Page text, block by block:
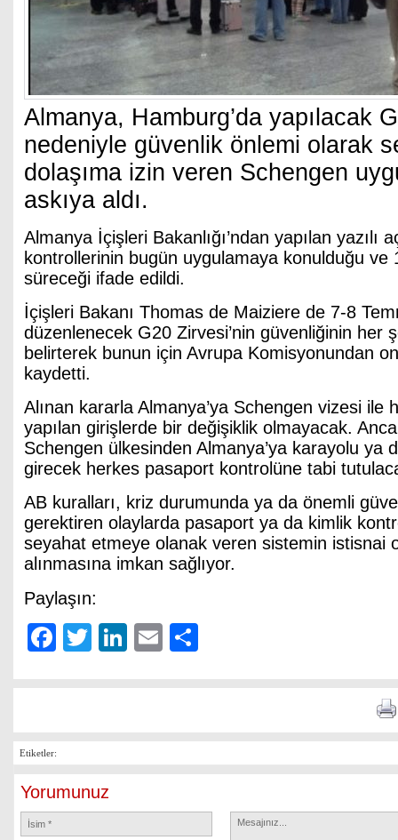
Almanya, Hamburg’da yapılacak
nedeniyle güvenlik önlemi olarak
dolaşıma izin veren Schengen
askıya aldı.
Almanya İçişleri Bakanlığı’ndan yapılan yazılı
kontrollerinin bugün uygulamaya konulduğu ve
süreceği ifade edildi.
İçişleri Bakanı Thomas de Maiziere de 7-8
düzenlenecek G20 Zirvesi’nin güvenliğinin her
belirterek bunun için Avrupa Komisyonundan
kaydetti.
Alınan kararla Almanya’ya Schengen vizesi ile
yapılan girişlerde bir değişiklik olmayacak.
Schengen ülkesinden Almanya’ya karayolu ya
girecek herkes pasaport kontrolüne tabi
AB kuralları, kriz durumunda ya da önemli
gerektiren olaylarda pasaport ya da kimlik
seyahat etmeye olanak veren sistemin istisnai
alınmasına imkan sağlıyor.
Paylaşın:
Facebook
TwitterLinkedIn
Email
Etiketler:
Yorumunuz